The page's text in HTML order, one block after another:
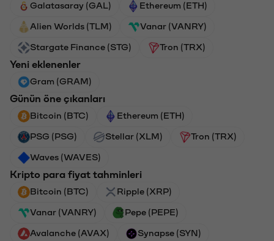
Galatasaray (GAL) Ethereum (ETH)
Alien Worlds (TLM) Vanar (VANRY)
Stargate Finance (STG) Tron (TRX)
Yeni eklenenler
Gram (GRAM)
Günün öne çıkanları
Bitcoin (BTC) Ethereum (ETH)
PSG (PSG) Stellar (XLM) Tron (TRX)
Waves (WAVES)
Kripto para fiyat tahminleri
Bitcoin (BTC) Ripple (XRP)
Vanar (VANRY) Pepe (PEPE)
Avalanche (AVAX) Synapse (SYN)